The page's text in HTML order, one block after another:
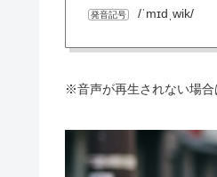
発音記号 /ˈmɪdˌwik/
※音声が再生されない場合